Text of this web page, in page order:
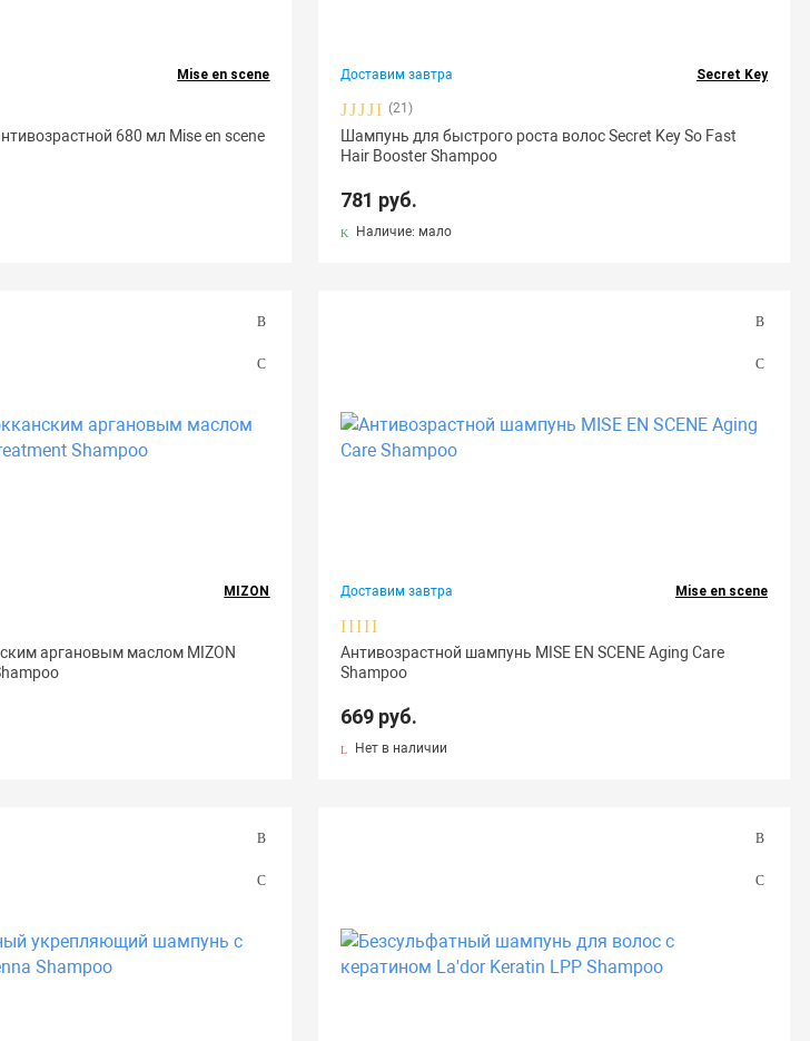
Mise en scene
680 мл Mise en scene
Доставим завтра Secret Key
(21)
Шампунь для быстрого роста волос Secret Key So Fast
Hair Booster Shampoo
781 руб.
Наличие: мало
MIZON
аргановым маслом MIZON
Доставим завтра Mise en scene
Антивозрастной шампунь MISE EN SCENE Aging Care
Shampoo
669 руб.
Нет в наличии